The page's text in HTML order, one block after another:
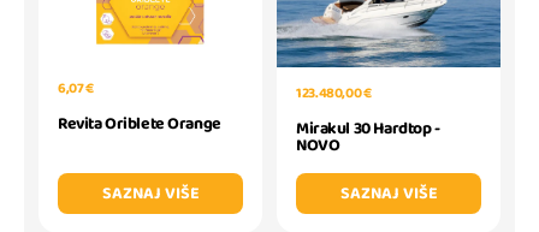
6,07 €
Revita Oriblete Orange
SAZNAJ VIŠE
123.480,00 €
Mirakul 30 Hardtop -
NOVO
SAZNAJ VIŠE